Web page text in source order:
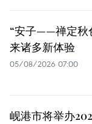
“安子——禅定秋
来诸多新体验
05/08/2026 07:00
岘港市将举办